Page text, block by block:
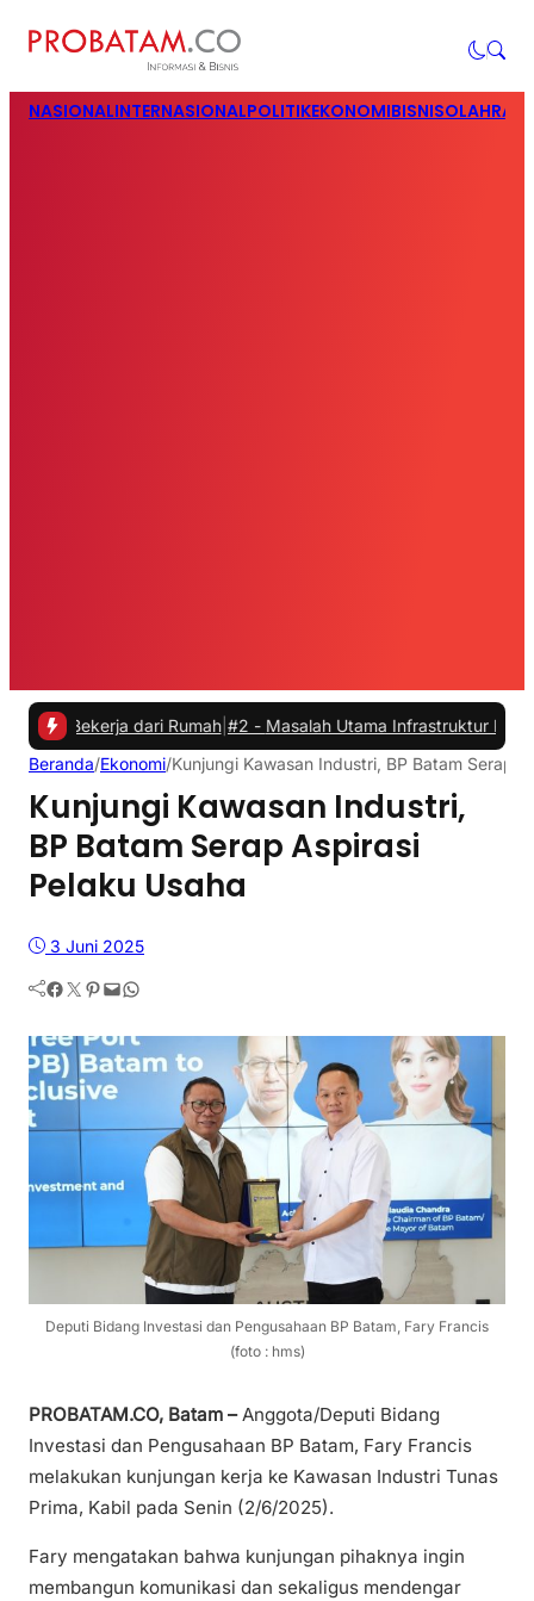
NASIONALINTERNASIONALPOLITIKEKONOMIBISNIS
dari Rumah|#2 -Masalah Utama Infrastruktur Pengisian
Beranda/Ekonomi/Kunjungi Kawasan Industri, BP Batam Serap
Kunjungi Kawasan Industri,
BP Batam Serap Aspirasi
Pelaku Usaha
3 Juni 2025
Facebook Twitter Pinterest Mail WhatsApp
Deputi Bidang Investasi dan Pengusahaan BP Batam, Fary Francis
(foto : hms)
PROBATAM.CO, Batam –Anggota/Deputi Bidang
Investasi dan Pengusahaan BP Batam, Fary Francis
melakukan kunjungan kerja ke Kawasan Industri Tunas
Prima, Kabil pada Senin (2/6/2025).
Fary mengatakan bahwa kunjungan pihaknya ingin
membangun komunikasi dan sekaligus mendengar